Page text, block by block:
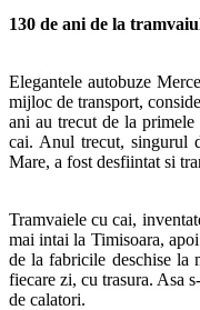
130 de ani de la
Elegantele autobuze
mijloc de transport,
ani au trecut de la
cai. Anul trecut, singurul
Mare, a fost desfiintat si
Tramvaiele cu cai,
mai intai la Timisoara,
de la fabricile deschise la
fiecare zi, cu trasura. Asa
de calatori.